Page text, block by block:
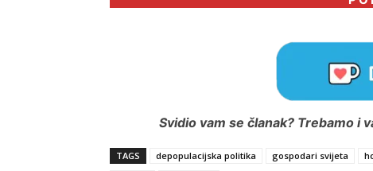
Svidio vam se članak? Trebamo i
TAGS depopulacijska politika gospodari svijeta